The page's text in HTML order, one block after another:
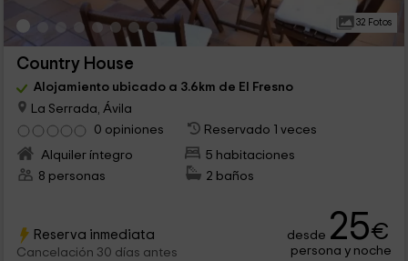
32 Fotos
Country House
Alojamiento ubicado a 3.6km de El Fresno
La Serrada, Ávila
0 opiniones
Reservado 1 veces
Alquiler íntegro
5 habitaciones
8 personas
2 baños
Reserva inmediata
Cancelación 30 días antes
desde 25€
persona y noche